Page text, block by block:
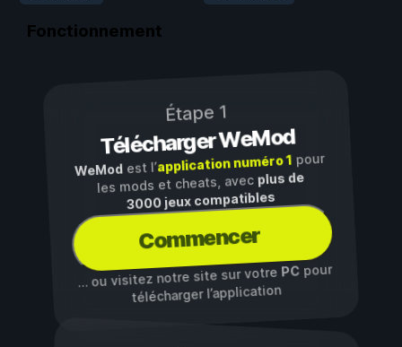
Fonctionnement
Étape 1
Télécharger WeMod
WeModest l’application numéro 1pour
les mods et cheats, avec plus de
3000 jeux compatibles
Commencer
… ou visitez notre site sur votre PCpour
télécharger l’application